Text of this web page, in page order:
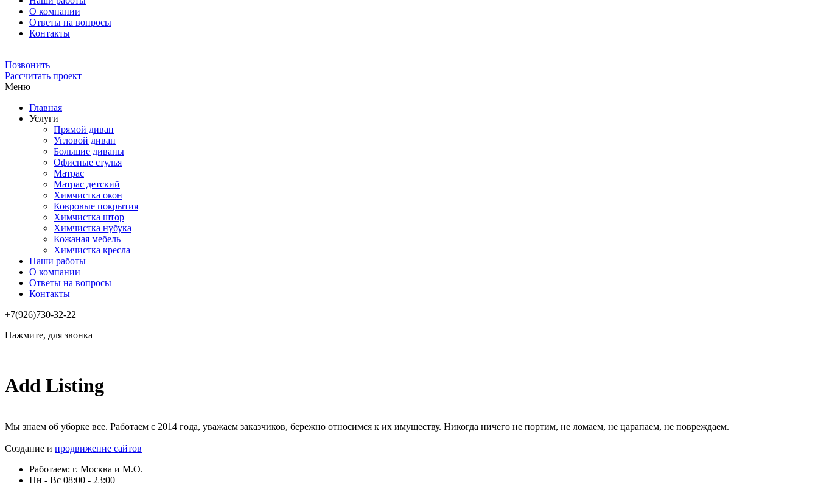
О компании
Ответы на вопросы
Контакты
Позвонить
Рассчитать проект
Меню
Главная
Услуги
Прямой диван
Угловой диван
Большие диваны
Офисные стулья
Матрас
Матрас детский
Химчистка окон
Ковровые покрытия
Химчистка штор
Химчистка нубука
Кожаная мебель
Химчистка кресла
Наши работы
О компании
Ответы на вопросы
Контакты
+7(926)730-32-22
Нажмите, для звонка
Add Listing
Мы знаем об уборке все. Работаем с 2014 года, уважаем заказчиков, бережно относимся к их имуществу. Никогда ничего не портим, не ломаем, не царапаем, не повреждаем.
Создание и продвижение сайтов
Работаем: г. Москва и М.О.
Пн - Вс 08:00 - 23:00